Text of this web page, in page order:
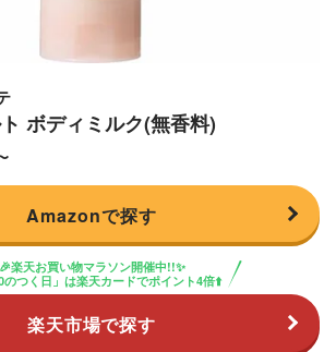
ボディミルク(無香料)
Amazonで探す
🎉楽天お買い物マラソン開催中!!✨
のつく日」は楽天カードでポイント4倍⬆️
楽天市場で探す